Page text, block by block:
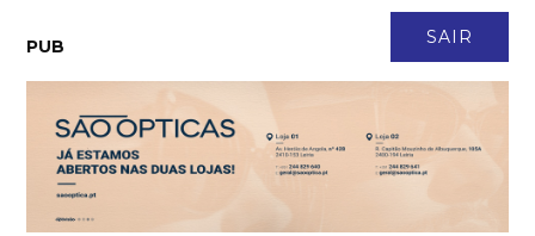
SAIR
PUB
CRID lança ‘O Palhaço Francisco’ no Festival Literário
Internacional de Óbidos